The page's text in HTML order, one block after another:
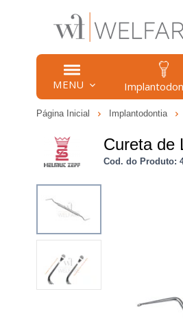
MENU
Página Inicial Implantodontia
Cureta de
Cod. do Produto: